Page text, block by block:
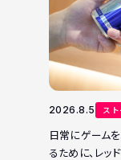
2026.8.5 ス
日常にゲーム
るために、レッ